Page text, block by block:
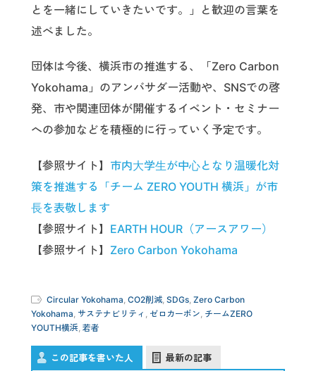
とを一緒にしていきたいです。」と歓迎の言葉を
述べました。
団体は今後、横浜市の推進する、「Zero Carbon
Yokohama」のアンバサダー活動や、SNSでの啓
発、市や関連団体が開催するイベント・セミナー
への参加などを積極的に行っていく予定です。
【参照サイト】 市内⼤学⽣が中⼼となり温暖化対
策を推進する「チーム ZERO YOUTH 横浜」が市
⻑を表敬します
【参照サイト】 EARTH HOUR（アースアワー）
【参照サイト】 Zero Carbon Yokohama
Circular Yokohama CO2削減 SDGs Zero Carbon
Yokohama サステナビリティ ゼロカーボン チームZERO
YOUTH横浜 若者
この記事を書いた人 最新の記事